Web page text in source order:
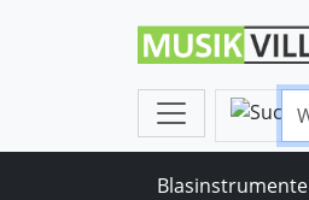
Blasinstrumente